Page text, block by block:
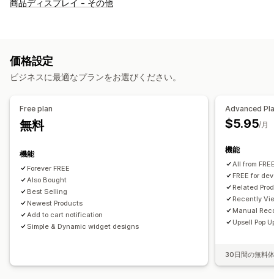
おすすめ商品
商品ディスプレイ - その他
価格設定
ビジネスに最適なプランをお選びください。
Free plan
無料
機能
Forever FREE
Also Bought
Best Selling
Newest Products
Add to cart notification
Simple & Dynamic widget designs
Advanced
$5.95/月
機能
All from
FREE for
Related
Recently
Manual
Upsell Pop
30日間の無料